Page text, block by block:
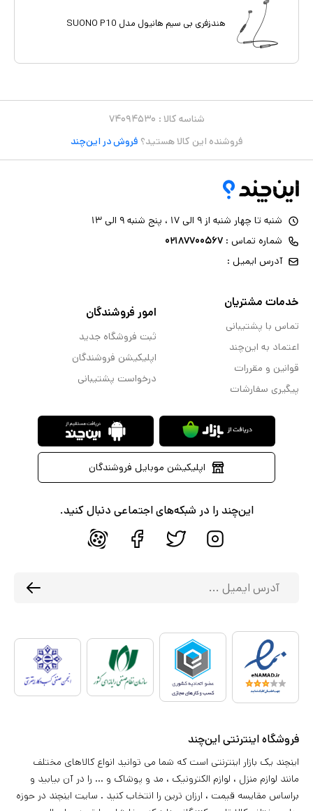
هندزفری بی سیم هانیول مدل SUONO P10
شناسه کالا : ۷۴۰۹۴۵۳۰
فروشنده این کالا هستید؟ فروش در این‌چند
شنبه تا چهار شنبه از ۹ الی ۱۷ ، پنج شنبه ۹ الی ۱۳
شماره تماس : ۰۲۱۸۷۷۰۰۵۶۷
آدرس ایمیل :
خدمات مشتریان
تماس با پشتیبانی
اعتماد به این‌چند
قوانین و مقررات
پیگیری سفارشات
امور فروشندگان
ثبت فروشگاه جدید
اپلیکیشن فروشندگان
درخواست پشتیبانی
اپلیکیشن موبایل فروشندگان
این‌چند را در شبکه‌های اجتماعی دنبال کنید.
فروشگاه اینترنتی این‌چند
اینچند یک بازار اینترنتی است که شما می توانید انواع کالاهای مختلف
مانند لوازم منزل ، لوازم الکترونیک ، مد و پوشاک و ... را در آن بیابید و
براساس مقایسه قیمت ، ارزان ترین را انتخاب کنید . سایت اینچند در حوزه